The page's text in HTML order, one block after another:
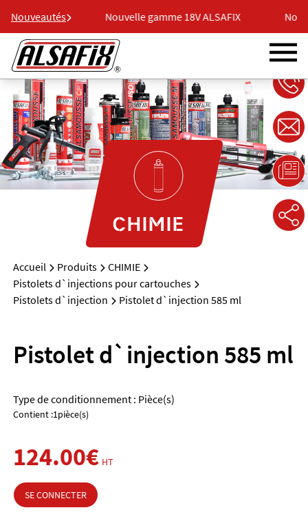
Nouveautés Nouvelle gamme 18V ALSAFIX
CHIMIE
Accueil Produits
CHIMIE
Pistolets d`injections pour cartouches
Pistolets d`injection
Pistolet d`injection 585 ml
Pistolet d`injection 585 ml
Type de conditionnement : Pièce(s)
Contient :1pièce(s)
124.00€ HT
SE CONNECTER